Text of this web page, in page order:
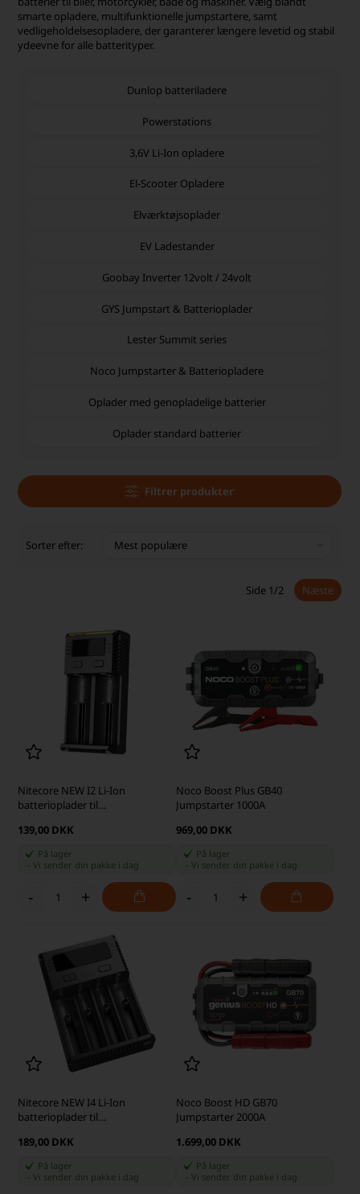
smarte opladere, multifunktionelle jumpstartere, samt
vedligeholdelsesopladere, der garanterer længere levetid og stabil
ydeevne for alle batterityper.
Dunlop batteriladere
Powerstations
3,6V Li-Ion opladere
El-Scooter Opladere
Elværktøjsoplader
EV Ladestander
Goobay Inverter 12volt / 24volt
GYS Jumpstart & Batterioplader
Lester Summit series
Noco Jumpstarter & Batteriopladere
Oplader med genopladelige batterier
Oplader standard batterier
Filtrer produkter
Sorter efter:
Side 1/2 Næste
Nitecore NEW I2 Li-Ion
batterioplader til
batterier)
139,00 DKK
På lager
-Vi sender din pakke i dag
- +
Noco Boost Plus GB40
Jumpstarter 1000A
969,00 DKK
På lager
Vi sender din pakke i dag
- +
Nitecore NEW I4 Li-Ion
batterioplader til
batterier)
189,00 DKK
På lager
-Vi sender din pakke i dag
Noco Boost HD GB70
Jumpstarter 2000A
1.699,00 DKK
På lager
Vi sender din pakke i dag